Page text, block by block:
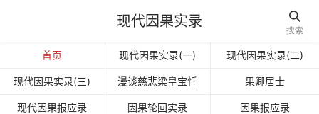
现代因果实录 
搜索
首页 现代因果实录(一) 现代因果实录(二)
现代因果实录(三) 漫谈慈悲梁皇宝忏 果卿居士
现代因果报应录 因果轮回实录 因果报应录